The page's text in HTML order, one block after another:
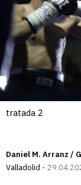
tratada 2
Daniel M. Arranz /
Valladolid